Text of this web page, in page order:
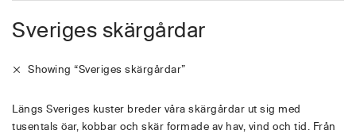
Sveriges skärgårdar
Showing “Sveriges skärgårdar”
Längs Sveriges kuster breder våra skärgårdar ut sig med
tusentals öar, kobbar och skär formade av hav, vind och tid. Från